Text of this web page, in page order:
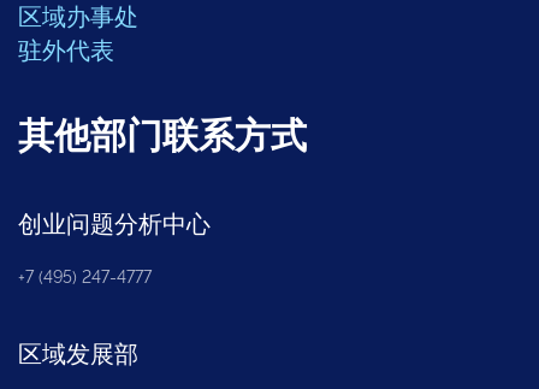
区域办事处
驻外代表
其他部门联系方式
创业问题分析中心
+7 (495) 247-4777
区域发展部